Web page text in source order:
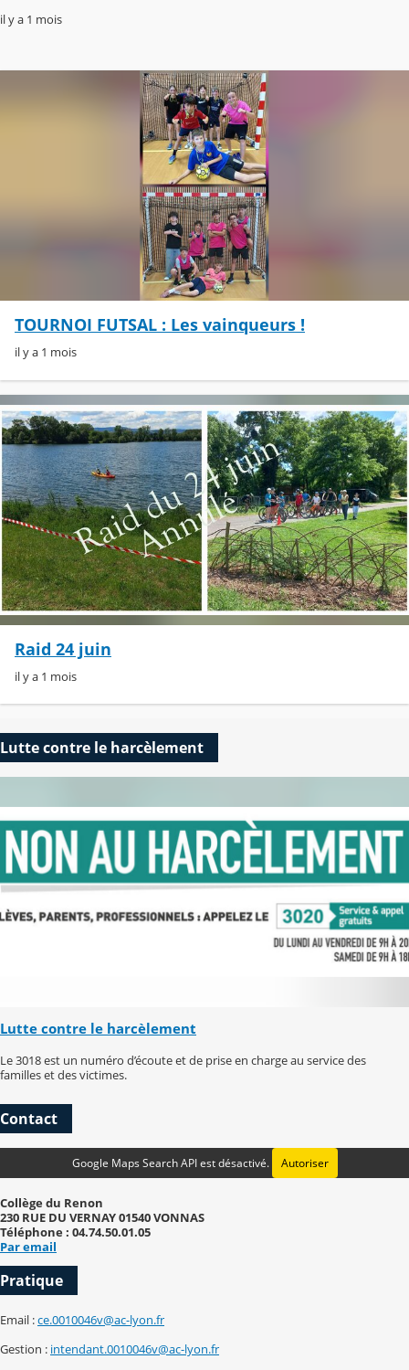
il y a 1 mois
TOURNOI FUTSAL : Les vainqueurs !
il y a 1 mois
Raid 24 juin
il y a 1 mois
Lutte contre le harcèlement
Lutte contre le harcèlement
Le 3018 est un numéro d’écoute et de prise en charge au service des
familles et des victimes.
Contact
Google Maps Search API est désactivé. Autoriser
Collège du Renon
230 RUE DU VERNAY 01540 VONNAS
Téléphone : 04.74.50.01.05
Par email
Pratique
Email :ce.0010046v@ac-lyon.fr
Gestion : intendant.0010046v@ac-lyon.fr